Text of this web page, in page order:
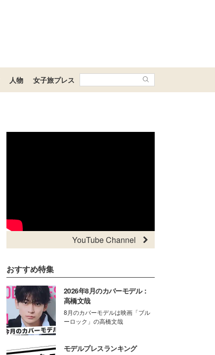
人物 女子旅プレス
YouTube Channel
おすすめ特集
2026年8月のカバーモデル：
高橋文哉
8月のカバーモデルは映画「ブル
ーロック」の高橋文哉
モデルプレスランキング